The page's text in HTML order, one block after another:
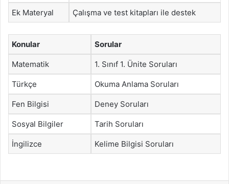
Ek Materyal Çalışma ve test kitapları ile destek
Konular Sorular
Matematik 1. Sınıf 1. Ünite Soruları
Türkçe Okuma Anlama Soruları
Fen Bilgisi Deney Soruları
Sosyal Bilgiler Tarih Soruları
İngilizce Kelime Bilgisi Soruları